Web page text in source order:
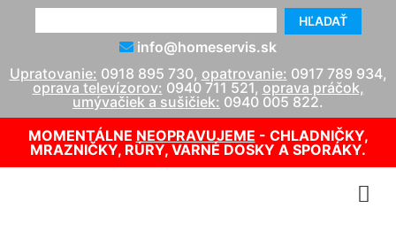
HĽADAŤ
info@homeservis.sk
Upratovanie: 0918 895 730, opatrovanie: 0917 789 934,
oprava televízorov: 0940 711 521, oprava práčok,
umývačiek a sušičiek: 0940 005 822.
MOMENTÁLNE NEOPRAVUJEME - CHLADNIČKY,
MRAZNIČKY, RÚRY, VARNÉ DOSKY A SPORÁKY.